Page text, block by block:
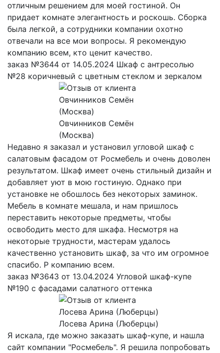
отличным решением для моей гостиной. Он
придает комнате элегантность и роскошь. Сборка
была легкой, а сотрудники компании охотно
отвечали на все мои вопросы. Я рекомендую
компанию всем, кто ценит качество.
заказ №3644 от 14.05.2024 Шкаф с антресолью
№28 коричневый с цветным стеклом и зеркалом
Овчинников Семён
(Москва)
Недавно я заказал и установил угловой шкаф с
салатовым фасадом от Росмебель и очень доволен
результатом. Шкаф имеет очень стильный дизайн и
добавляет уют в мою гостиную. Однако при
установке не обошлось без некоторых заминок.
Мебель в комнате мешала, и нам пришлось
переставить некоторые предметы, чтобы
освободить место для шкафа. Несмотря на
некоторые трудности, мастерам удалось
качественно установить шкаф, за что им огромное
спасибо. Р компанию всем.
заказ №3643 от 13.04.2024 Угловой шкаф-купе
№190 с фасадами салатного оттенка
Лосева Арина (Люберцы)
Я искала, где можно заказать шкаф-купе, и нашла
сайт компании "Росмебель". Я решила попробовать